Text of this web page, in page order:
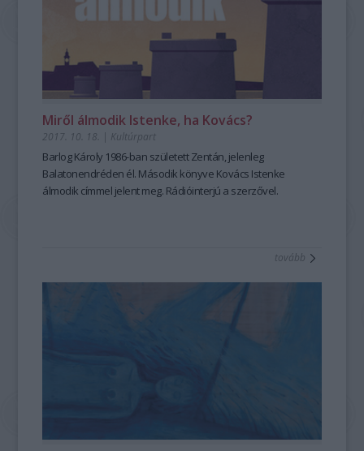
Miről álmodik Istenke, ha Kovács?
2017. 10. 18. | Kultúrpart
Barlog Károly 1986-ban született Zentán, jelenleg
Balatonendréden él. Második könyve Kovács Istenke
álmodik címmel jelent meg. Rádióinterjú a szerzővel.
tovább